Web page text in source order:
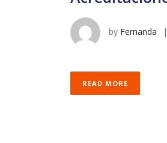
by Fernanda |
READ MORE